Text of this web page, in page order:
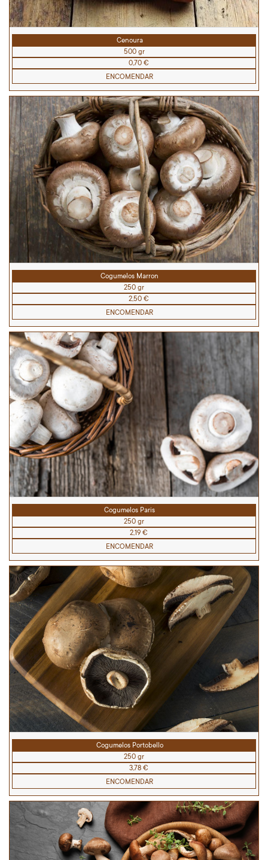
Cenoura
500 gr
0,70 €
ENCOMENDAR
Cogumelos Marron
250 gr
2,50 €
ENCOMENDAR
Cogumelos Paris
250 gr
2,19 €
ENCOMENDAR
Cogumelos Portobello
250 gr
3,78 €
ENCOMENDAR